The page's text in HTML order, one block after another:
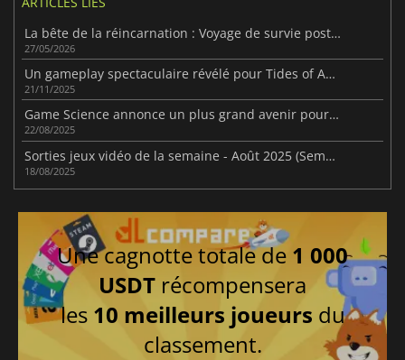
La bête de la réincarnation : Voyage de survie post-apocalyptique
27/05/2026
Un gameplay spectaculaire révélé pour Tides of Annihilation
21/11/2025
Game Science annonce un plus grand avenir pour la franchise Black Myth
22/08/2025
Sorties jeux vidéo de la semaine - Août 2025 (Semaine 34)
18/08/2025
Une cagnotte totale de 1 000
USDT récompensera
les 10 meilleurs joueurs du
classement.